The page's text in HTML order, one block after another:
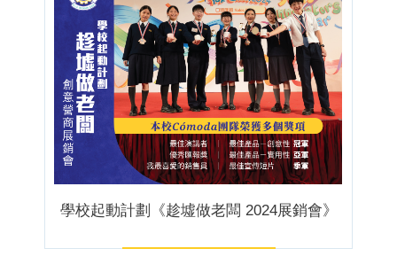
學校起動計劃《趁墟做老闆 2024展銷會》